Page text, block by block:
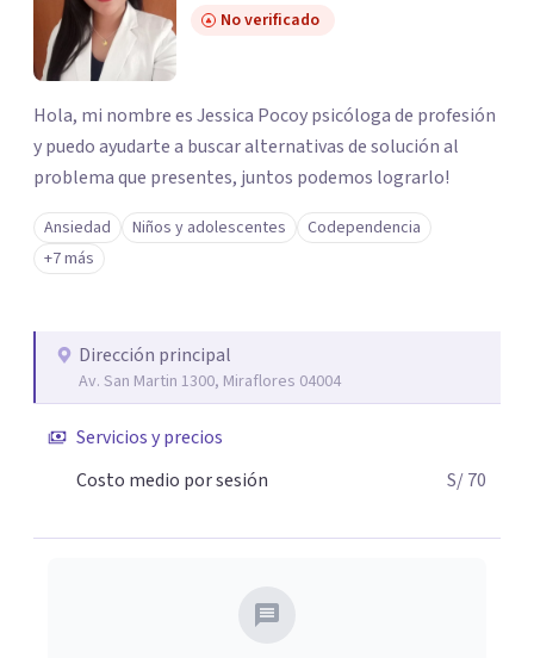
No verificado
Hola, mi nombre es Jessica Pocoy psicóloga de profesión
y puedo ayudarte a buscar alternativas de solución al
problema que presentes, juntos podemos lograrlo!
Ansiedad Niños y adolescentes
Codependencia
+7 más
Dirección principal
Av. San Martin 1300, Miraflores 04004
Servicios y precios
Costo medio por sesión
S/ 70